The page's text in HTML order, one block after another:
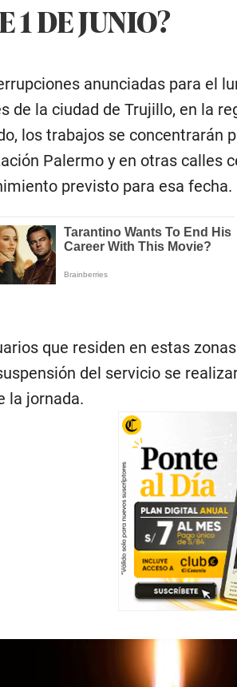
1 DE JUNIO?
anunciadas para el
de la ciudad de Trujillo, en la
los trabajos se concentrarán
Palermo y en otras calles
previsto para esa fecha.
que residen en estas
del servicio se
la jornada.